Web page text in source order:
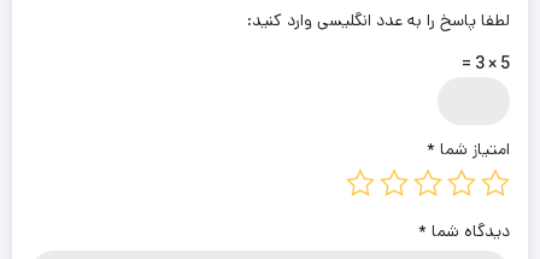
لطفا پاسخ را به عدد انگلیسی وارد کنید:
5 × 3 =
امتیاز شما *
دیدگاه شما *